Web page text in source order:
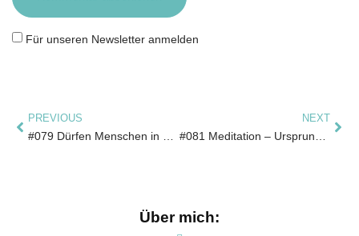
Für unseren Newsletter anmelden
PREVIOUS NEXT
Über mich: